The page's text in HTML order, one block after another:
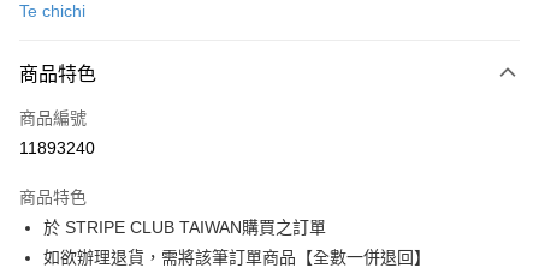
3 期 0 利率 每期
合作金庫商業銀行
上海商業儲蓄銀行
臺灣中小企業銀行
匯豐（台灣）商業銀行
華泰商業銀行
聯邦商業銀行
遠東國際商業銀行
超商取貨付款
LINE Pay
Apple Pay
街口支付
Te chichi
商品特色
商品編號
11893240
商品特色
於 STRIPE CLUB TAIWAN購買之訂單
如欲辦理退貨，需將該筆訂單商品【全數一併退回】